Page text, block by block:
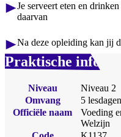
Je serveert eten en
daarvan
Na deze opleiding kan jij
Praktische info
Niveau
Niveau 2
Omvang
5 lesdagen
Officiële naam
Voeding
Welzijn